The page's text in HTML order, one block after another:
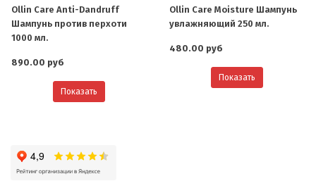
Ollin Care Anti-Dandruff
Шампунь против перхоти
1000 мл.
890.00 руб
Показать
Ollin Care Moisture Шампунь
увлажняющий 250 мл.
480.00 руб
Показать